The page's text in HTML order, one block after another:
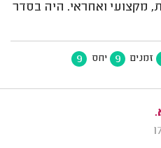
מקצועי ואחראי. היה בסדר
זמנים 9 יחס 9